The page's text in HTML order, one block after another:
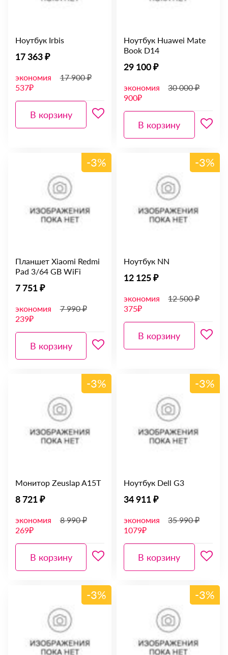
Ноутбук Irbis
17 363 ₽
экономия
537₽
17 900 ₽
В корзину
Ноутбук Huawei Mate
Book D14
29 100 ₽
экономия
900₽
30 000 ₽
В корзину
-3%
Планшет Xiaomi Redmi
Pad 3/64 GB WiFi
7 751 ₽
экономия
239₽
7 990 ₽
В корзину
-3%
Ноутбук NN
12 125 ₽
экономия
375₽
12 500 ₽
В корзину
-3%
Монитор Zeuslap A15T
8 721 ₽
экономия
269₽
8 990 ₽
В корзину
-3%
Ноутбук Dell G3
34 911 ₽
экономия
1079₽
35 990 ₽
В корзину
-3% -3%